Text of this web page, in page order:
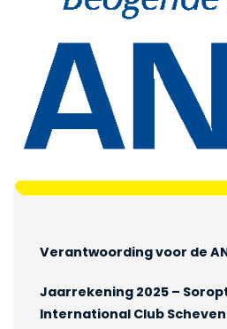
Verantwoording voor de
Jaarrekening 2025 –
International Club